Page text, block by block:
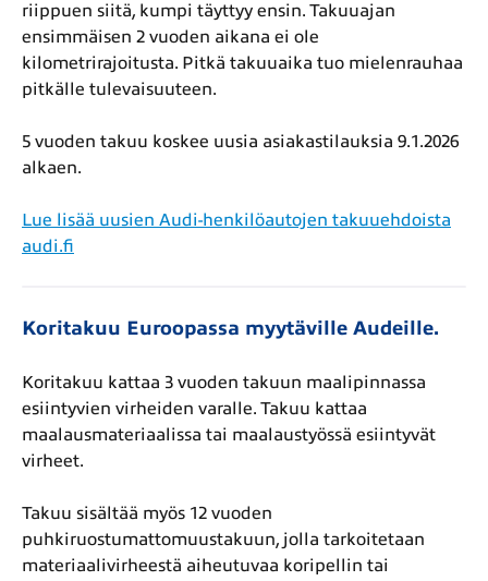
riippuen siitä, kumpi täyttyy ensin. Takuuajan
ensimmäisen 2 vuoden aikana ei ole
kilometrirajoitusta. Pitkä takuuaika tuo mielenrauhaa
pitkälle tulevaisuuteen.
5 vuoden takuu koskee uusia asiakastilauksia 9.1.2026
alkaen.
Lue lisää uusien Audi-henkilöautojen takuuehdoista
audi.fi
Koritakuu Euroopassa myytäville Audeille.
Koritakuu kattaa 3 vuoden takuun maalipinnassa
esiintyvien virheiden varalle. Takuu kattaa
maalausmateriaalissa tai maalaustyössä esiintyvät
virheet.
Takuu sisältää myös 12 vuoden
puhkiruostumattomuustakuun, jolla tarkoitetaan
materiaalivirheestä aiheutuvaa koripellin tai